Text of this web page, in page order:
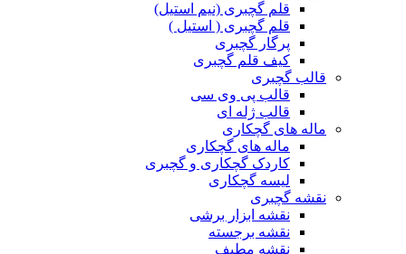
قلم گچبری (نیم استیل)
قلم گچبری ( استیل )
پرگار گچبری
کیف قلم گچبری
قالب گچبری
قالب پی وی سی
قالب ژله ای
ماله های گچکاری
ماله های گچکاری
کاردک گچکاری و گچبری
لیسه گچکاری
نقشه گچبری
نقشه ابزار برشی
نقشه برجسته
نقشه مطیف